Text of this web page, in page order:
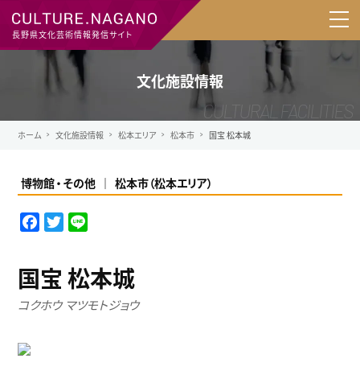
長野県文化芸術情報発信サイト
文化施設情報
ホーム 文化施設情報 松本エリア 松本市 国宝 松本城
博物館 その他 松本市（松本エリア）
F
e
b
T
t
t
e
国宝 松本城
コクホウ マツモトジョウ